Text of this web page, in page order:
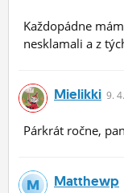
Každopádne
nesklamali a z
Mielikki 9. 4.
Párkrát ročne,
Matthewp